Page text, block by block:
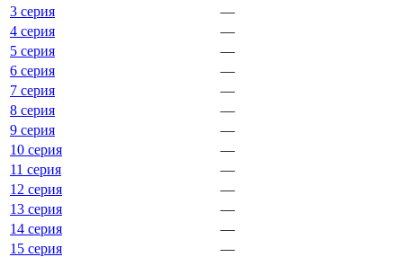
3 серия
—
4 серия
—
5 серия
—
6 серия
—
7 серия
—
8 серия
—
9 серия
—
10 серия
—
11 серия
—
12 серия
—
13 серия
—
14 серия
—
15 серия
—